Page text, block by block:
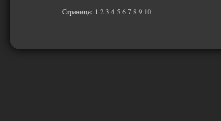
Страница: 1 2 3 4 5 6 7 8 9 10